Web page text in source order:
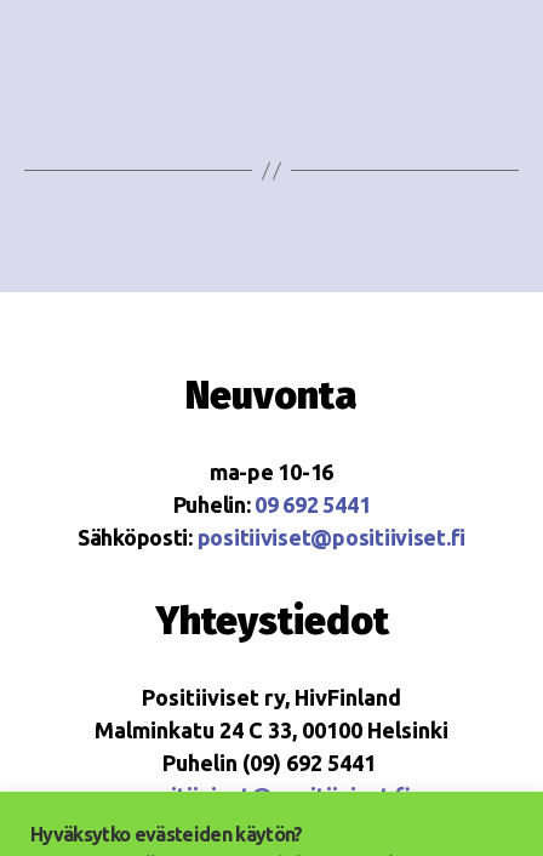
Neuvonta
ma-pe 10-16
Puhelin: 09 692 5441
Sähköposti: positiiviset@positiiviset.fi
Yhteystiedot
Positiiviset ry, HivFinland
Malminkatu 24 C 33, 00100 Helsinki
Puhelin (09) 692 5441
positiiviset@positiiviset.fi
Hyväksytko evästeiden käytön?